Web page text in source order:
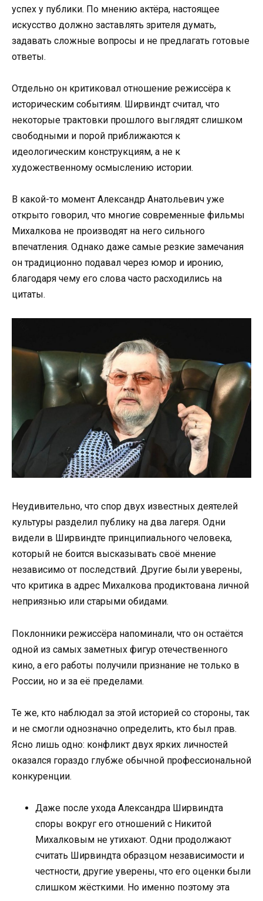
успех у публики. По мнению актёра, настоящее
искусство должно заставлять зрителя думать,
задавать сложные вопросы и не предлагать готовые
ответы.
Отдельно он критиковал отношение режиссёра к
историческим событиям. Ширвиндт считал, что
некоторые трактовки прошлого выглядят слишком
свободными и порой приближаются к
идеологическим конструкциям, а не к
художественному осмыслению истории.
В какой-то момент Александр Анатольевич уже
открыто говорил, что многие современные фильмы
Михалкова не производят на него сильного
впечатления. Однако даже самые резкие замечания
он традиционно подавал через юмор и иронию,
благодаря чему его слова часто расходились на
цитаты.
Неудивительно, что спор двух известных деятелей
культуры разделил публику на два лагеря. Одни
видели в Ширвиндте принципиального человека,
который не боится высказывать своё мнение
независимо от последствий. Другие были уверены,
что критика в адрес Михалкова продиктована личной
неприязнью или старыми обидами.
Поклонники режиссёра напоминали, что он остаётся
одной из самых заметных фигур отечественного
кино, а его работы получили признание не только в
России, но и за её пределами.
Те же, кто наблюдал за этой историей со стороны, так
и не смогли однозначно определить, кто был прав.
Ясно лишь одно: конфликт двух ярких личностей
оказался гораздо глубже обычной профессиональной
конкуренции.
Даже после ухода Александра Ширвиндта
споры вокруг его отношений с Никитой
Михалковым не утихают. Одни продолжают
считать Ширвиндта образцом независимости и
честности, другие уверены, что его оценки были
слишком жёсткими. Но именно поэтому эта